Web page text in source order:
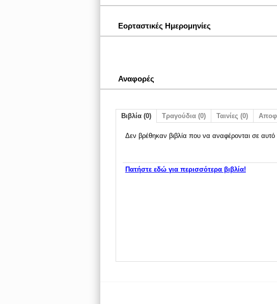
Εορταστικές Ημερομηνίες
Αναφορές
Βιβλία (0) Τραγούδια (0) Ταινίες (0)
Δεν βρέθηκαν βιβλία που να αναφέρονται σε αυτό
Πατήστε εδώ για περισσότερα βιβλία!